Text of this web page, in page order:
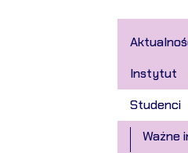
Instytut
Studenci
Ważne